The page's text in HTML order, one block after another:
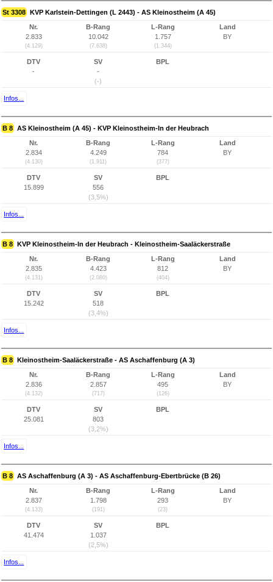
St 3308 KVP Karlstein-Dettingen (L 2443) - AS Kleinostheim (A 45)
Nr.
2.833
(4.129)
B-Rang
10.042
(7.638)
L-Rang
1.757
(1.344)
Land
BY
DTV
-
SV
-
(-)
BPL
Infos...
B 8 AS Kleinostheim (A 45) - KVP Kleinostheim-In der Heubrach
Nr.
2.834
(4.130)
B-Rang
4.249
(1.911)
L-Rang
784
(377)
Land
BY
DTV
15.899
SV
556
(3,5%)
BPL
Infos...
B 8 KVP Kleinostheim-In der Heubrach - Kleinostheim-Saaläckerstraße
Nr.
2.835
(4.131)
B-Rang
4.423
(2.080)
L-Rang
812
(404)
Land
BY
DTV
15.242
SV
518
(3,4%)
BPL
Infos...
B 8 Kleinostheim-Saaläckerstraße - AS Aschaffenburg (A 3)
Nr.
2.836
(4.132)
B-Rang
2.857
(717)
L-Rang
495
(126)
Land
BY
DTV
25.081
SV
803
(3,2%)
BPL
Infos...
B 8 AS Aschaffenburg (A 3) - AS Aschaffenburg-Ebertbrücke (B 26)
Nr.
2.837
(4.133)
B-Rang
1.798
(191)
L-Rang
293
(23)
Land
BY
DTV
41.474
SV
1.037
(2,5%)
BPL
Infos...